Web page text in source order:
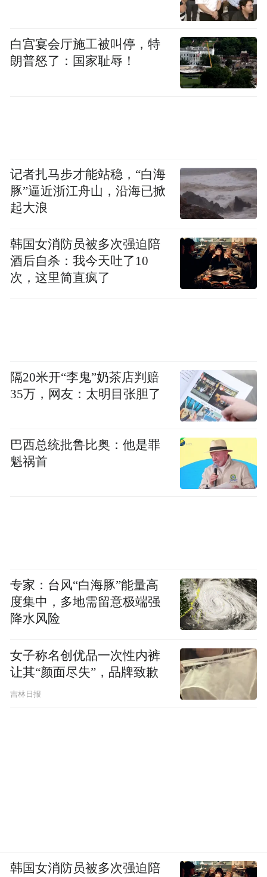
瞬间让人想起马斯克吃薯塔的名场面↓
买菜时更开启“黄大爷”模式，买水果前则必
进嘴里↓
白宫宴会厅施工被叫停，特
朗普怒了：国家耻辱！
记者扎马步才能站稳，“白海
豚”逼近浙江舟山，沿海已掀
起大浪
韩国女消防员被多次强迫陪
酒后自杀：我今天吐了10
次，这里简直疯了
隔20米开“李鬼”奶茶店判赔
35万，网友：太明目张胆了
巴西总统批鲁比奥：他是罪
魁祸首
专家：台风“白海豚”能量高
度集中，多地需留意极端强
降水风险
女子称名创优品一次性内裤
让其“颜面尽失”，品牌致歉
吉林日报
韩国女消防员被多次强迫陪